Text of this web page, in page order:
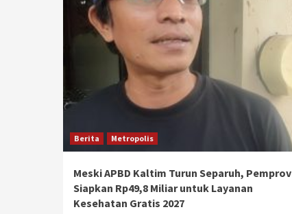
Berita Metropolis
Meski APBD Kaltim Turun Separuh, Pemprov
Siapkan Rp49,8 Miliar untuk Layanan
Kesehatan Gratis 2027